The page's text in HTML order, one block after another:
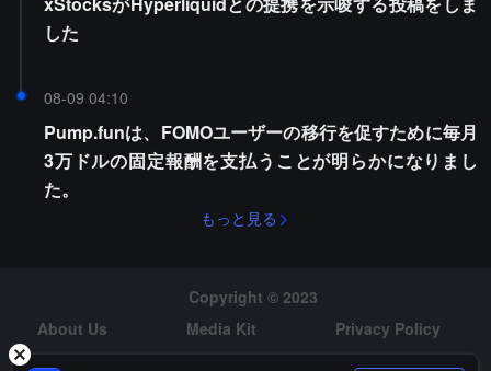
した
08-09 04:10
Pump.funは、FOMOユーザーの移行を促すために毎月
3万ドルの固定報酬を支払うことが明らかになりまし
た。
もっと見る
Copyright © 2023
About Us
Media Kit
Privacy Policy
Risk Warning
Hiring